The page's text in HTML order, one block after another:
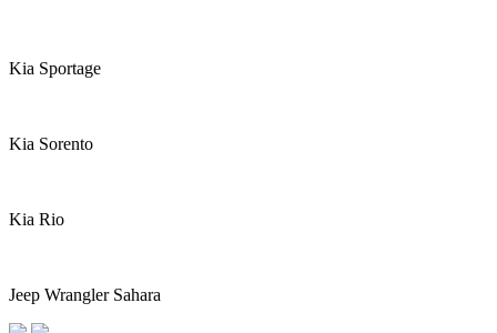
Kia Sportage
Kia Sorento
Kia Rio
Jeep Wrangler Sahara